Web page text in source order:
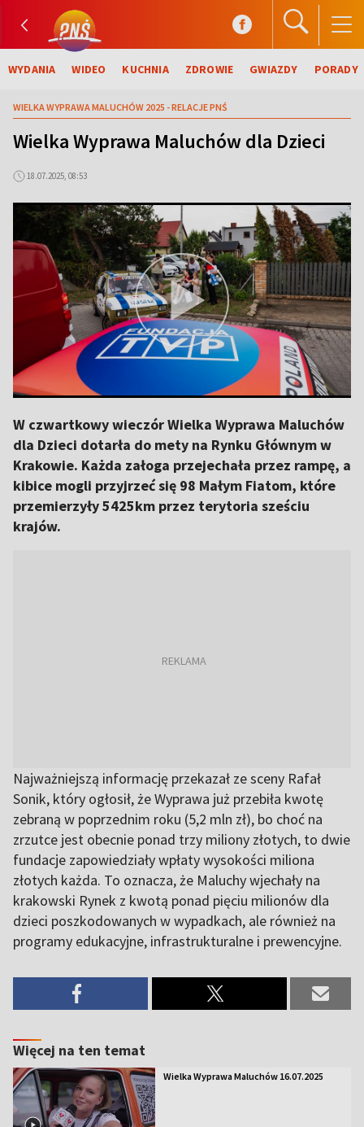
WYDANIA WIDEO KUCHNIA ZDROWIE GWIAZDY PORADY
WIELKA WYPRAWA MALUCHÓW 2025 - RELACJE PNŚ
Wielka Wyprawa Maluchów dla Dzieci
18.07.2025, 08:53
W czwartkowy wieczór Wielka Wyprawa Maluchów
dla Dzieci dotarła do mety na Rynku Głównym w
Krakowie. Każda załoga przejechała przez rampę, a
kibice mogli przyjrzeć się 98 Małym Fiatom, które
przemierzyły 5425km przez terytoria sześciu
krajów.
Najważniejszą informację przekazał ze sceny Rafał
Sonik, który ogłosił, że Wyprawa już przebiła kwotę
zebraną w poprzednim roku (5,2 mln zł), bo choć na
zrzutce jest obecnie ponad trzy miliony złotych, to dwie
fundacje zapowiedziały wpłaty wysokości miliona
złotych każda. To oznacza, że Maluchy wjechały na
krakowski Rynek z kwotą ponad pięciu milionów dla
dzieci poszkodowanych w wypadkach, ale również na
programy edukacyjne, infrastrukturalne i prewencyjne.
Więcej na ten temat
Wielka Wyprawa Maluchów 16.07.2025